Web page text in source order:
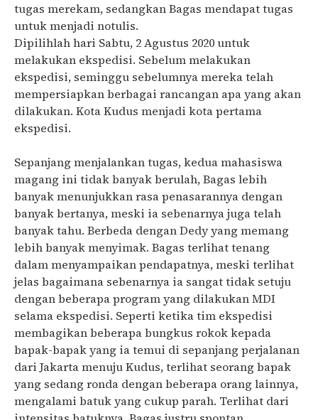
tugas merekam, sedangkan Bagas mendapat tugas
untuk menjadi notulis.
Dipilihlah hari Sabtu, 2 Agustus 2020 untuk
melakukan ekspedisi. Sebelum melakukan
ekspedisi, seminggu sebelumnya mereka telah
mempersiapkan berbagai rancangan apa yang akan
dilakukan. Kota Kudus menjadi kota pertama
ekspedisi.
Sepanjang menjalankan tugas, kedua mahasiswa
magang ini tidak banyak berulah, Bagas lebih
banyak menunjukkan rasa penasarannya dengan
banyak bertanya, meski ia sebenarnya juga telah
banyak tahu. Berbeda dengan Dedy yang memang
lebih banyak menyimak. Bagas terlihat tenang
dalam menyampaikan pendapatnya, meski terlihat
jelas bagaimana sebenarnya ia sangat tidak setuju
dengan beberapa program yang dilakukan MDI
selama ekspedisi. Seperti ketika tim ekspedisi
membagikan beberapa bungkus rokok kepada
bapak-bapak yang ia temui di sepanjang perjalanan
dari Jakarta menuju Kudus, terlihat seorang bapak
yang sedang ronda dengan beberapa orang lainnya,
mengalami batuk yang cukup parah. Terlihat dari